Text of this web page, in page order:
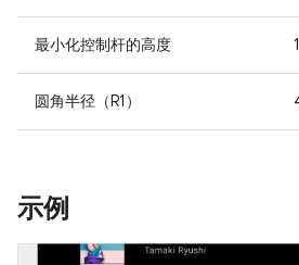
最小化控制杆的高度
圆角半径（R1）
示例